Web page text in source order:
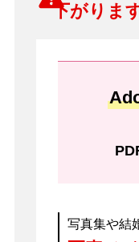
下がります
写真集や結